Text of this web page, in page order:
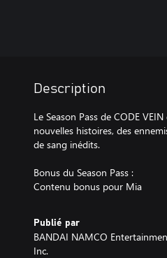
Description
Le Season Pass de CODE
nouvelles histoires, des
de sang inédits.
Bonus du Season Pass :
Contenu bonus pour Mia
Publié par
BANDAI NAMCO
Inc.